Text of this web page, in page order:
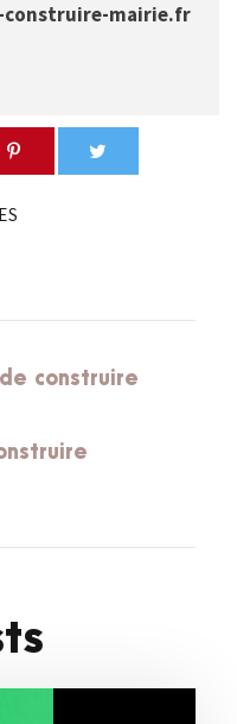
construire-mairie.fr
construire